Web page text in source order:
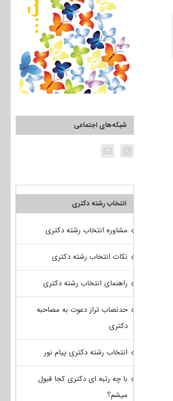
شبکه‌های اجتماعی
انتخاب رشته دکتری
مشاوره انتخاب رشته دکتری
نکات انتخاب رشته دکتری
راهنمای انتخاب رشته دکتری
حدنصاب تراز دعوت به مصاحبه
دکتری
انتخاب رشته دکتری پیام نور
با چه رتبه ای دکتری کجا قبول
میشم؟